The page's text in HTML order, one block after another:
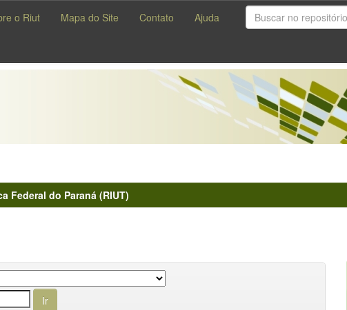
o Riut Mapa do Site Contato Ajuda
Federal do Paraná (RIUT)